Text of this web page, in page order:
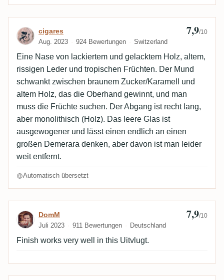
Bewertung von cigares
cigares
Aug. 2023 924 Bewertungen Switzerland
7,9/10
Eine Nase von lackiertem und gelacktem Holz, altem,
rissigen Leder und tropischen Früchten. Der Mund
schwankt zwischen braunem Zucker/Karamell und
altem Holz, das die Oberhand gewinnt, und man
muss die Früchte suchen. Der Abgang ist recht lang,
aber monolithisch (Holz). Das leere Glas ist
ausgewogener und lässt einen endlich an einen
großen Demerara denken, aber davon ist man leider
weit entfernt.
Automatisch übersetzt
Bewertung von DomM
DomM
Juli 2023 911 Bewertungen Deutschland
7,9/10
Finish works very well in this Uitvlugt.